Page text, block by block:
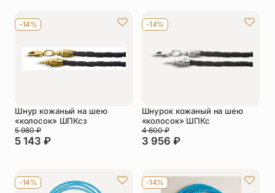
Складни
Статуэтки
святых
Упаковка
Цепи
Другое
-14%
Шнур кожаный на шею
«колосок» ШПКсз
5 143 ₽
5 980₽
-14%
Шнурок кожаный на шею
«колосок» ШПКс
3 956 ₽
4 600₽
-14% -14%